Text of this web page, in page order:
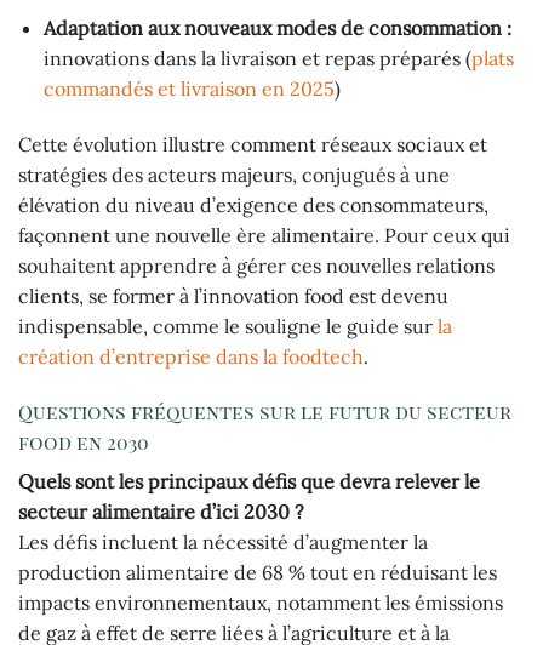
Adaptation aux nouveaux modes de consommation :
innovations dans la livraison et repas préparés (plats
commandés et livraison en 2025)
Cette évolution illustre comment réseaux sociaux et
stratégies des acteurs majeurs, conjugués à une
élévation du niveau d’exigence des consommateurs,
façonnent une nouvelle ère alimentaire. Pour ceux qui
souhaitent apprendre à gérer ces nouvelles relations
clients, se former à l’innovation food est devenu
indispensable, comme le souligne le guide sur la
création d’entreprise dans la foodtech.
Questions fréquentes sur le futur du secteur
food en 2030
Quels sont les principaux défis que devra relever le
secteur alimentaire d’ici 2030 ?
Les défis incluent la nécessité d’augmenter la
production alimentaire de 68 % tout en réduisant les
impacts environnementaux, notamment les émissions
de gaz à effet de serre liées à l’agriculture et à la